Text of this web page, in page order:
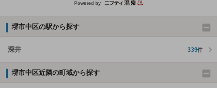
Powered by
堺市中区の駅から探す
深井 339件
堺市中区近隣の町域から探す